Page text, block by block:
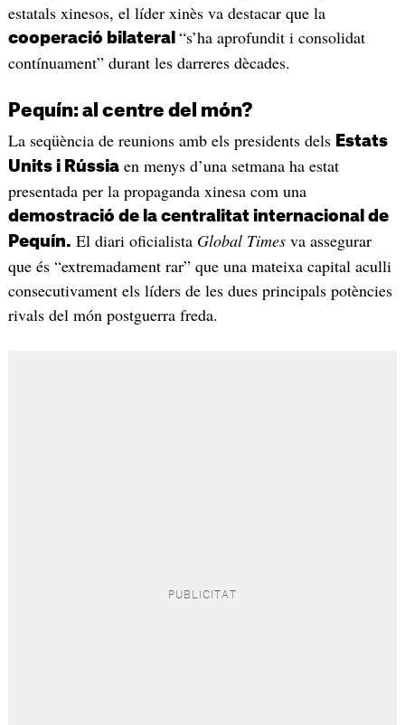
estatals xinesos, el líder xinès va destacar que la
cooperació bilateral “s’ha aprofundit i consolidat
contínuament” durant les darreres dècades.
Pequín: al centre del món?
La seqüència de reunions amb els presidents dels Estats
Units i Rússiaen menys d’una setmana ha estat
presentada per la propaganda xinesa com una
demostració de la centralitat internacional de
Pequín. El diari oficialista Global Timesva assegurar
que és “extremadament rar” que una mateixa capital aculli
consecutivament els líders de les dues principals potències
rivals del món postguerra freda.